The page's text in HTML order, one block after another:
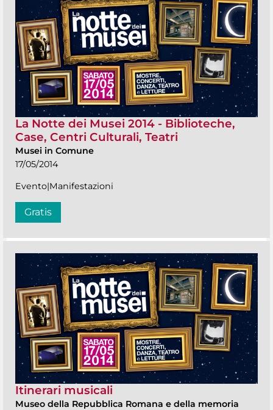
La Notte dei Musei 2014 - Biblioteche,
Case, Centri Culturali, Teatri
Musei in Comune
17/05/2014
Evento|Manifestazioni
Gratis
Itinerari musicali
Museo della Repubblica Romana e della memoria